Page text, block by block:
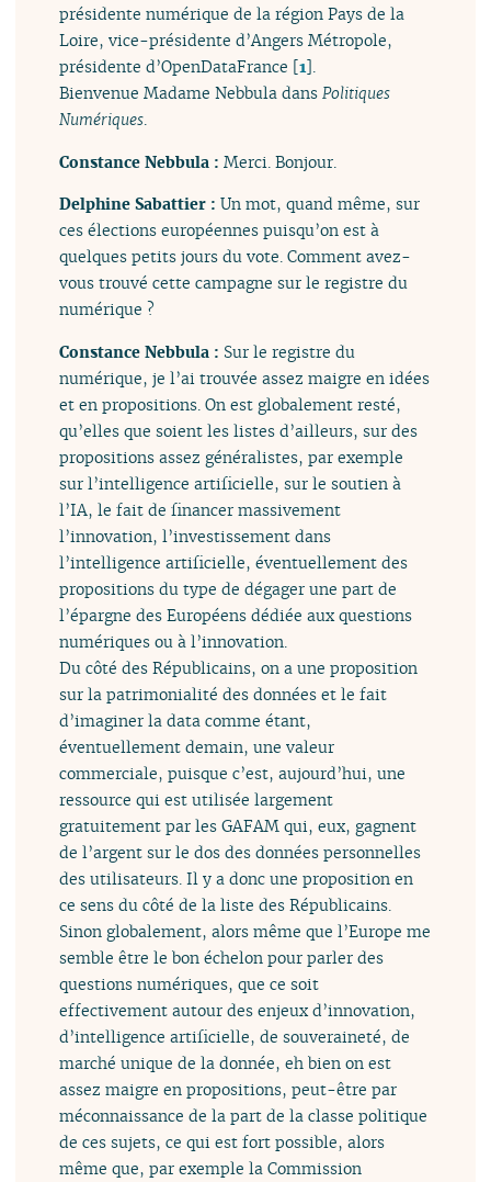
présidente numérique de la région Pays de la
Loire, vice-présidente d’Angers Métropole,
présidente d’OpenDataFrance [1].
Bienvenue Madame Nebbula dansPolitiques
Numériques.
Constance Nebbula :Merci. Bonjour.
Delphine Sabattier :Un mot, quand même, sur
ces élections européennes puisqu’on est à
quelques petits jours du vote. Comment avez-
vous trouvé cette campagne sur le registre du
numérique ?
Constance Nebbula : Sur le registre du
numérique, je l’ai trouvée assez maigre en idées
et en propositions. On est globalement resté,
qu’elles que soient les listes d’ailleurs, sur des
propositions assez généralistes, par exemple
sur l’intelligence artificielle, sur le soutien à
l’IA, le fait de financer massivement
l’innovation, l’investissement dans
l’intelligence artificielle, éventuellement des
propositions du type de dégager une part de
l’épargne des Européens dédiée aux questions
numériques ou à l’innovation.
Du côté des Républicains, on a une proposition
sur la patrimonialité des données et le fait
d’imaginer la data comme étant,
éventuellement demain, une valeur
commerciale, puisque c’est, aujourd’hui, une
ressource qui est utilisée largement
gratuitement par les GAFAM qui, eux, gagnent
de l’argent sur le dos des données personnelles
des utilisateurs. Il y a donc une proposition en
ce sens du côté de la liste des Républicains.
Sinon globalement, alors même que l’Europe me
semble être le bon échelon pour parler des
questions numériques, que ce soit
effectivement autour des enjeux d’innovation,
d’intelligence artificielle, de souveraineté, de
marché unique de la donnée, eh bien on est
assez maigre en propositions, peut-être par
méconnaissance de la part de la classe politique
de ces sujets, ce qui est fort possible, alors
même que, par exemple la Commission